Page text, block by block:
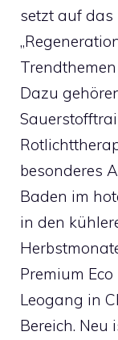
setzt auf das
Dazu
besonderes
Baden im
in den
Premium
Leogang in
Bereich. Neu